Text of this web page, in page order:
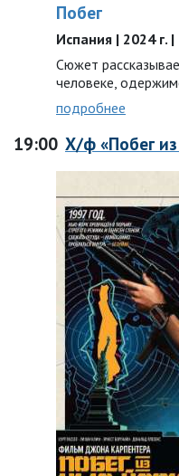
Побег
Испания | 2024 г.
Сюжет
человеке,
подробнее
19:00 Х/ф «Побег